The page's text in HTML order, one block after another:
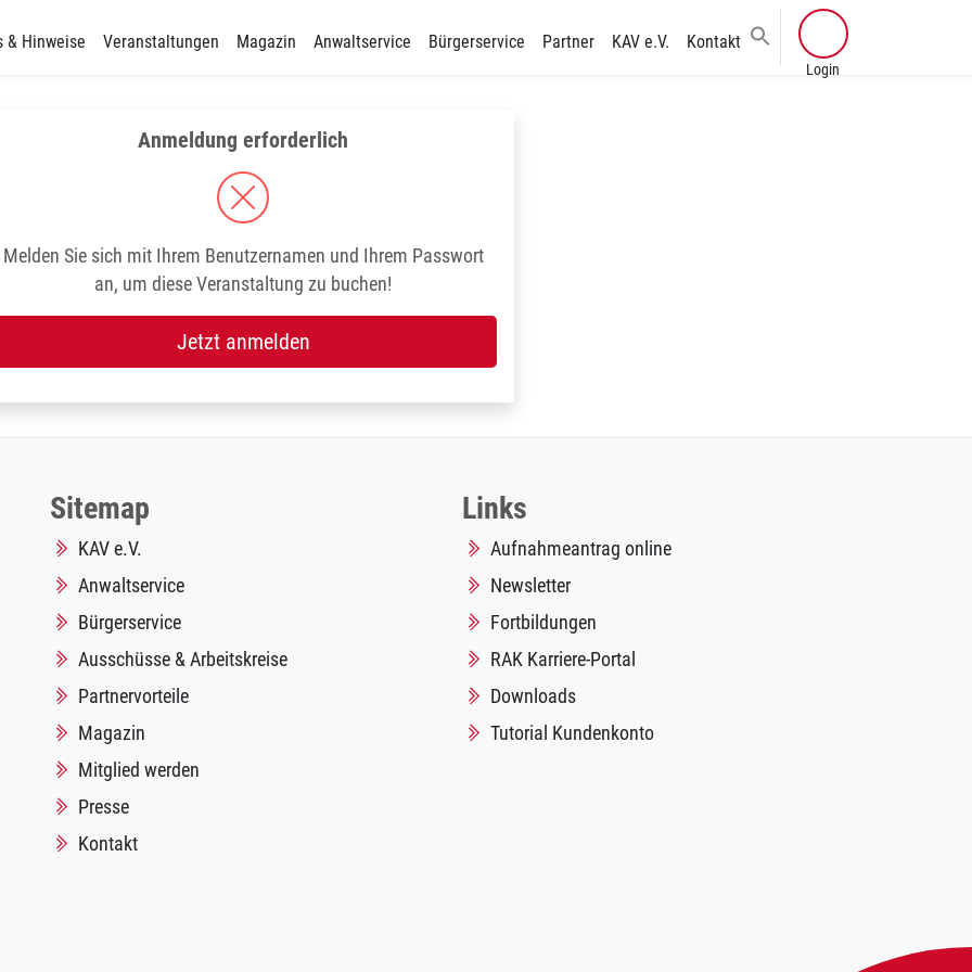
& Hinweise Veranstaltungen Magazin Anwaltservice Bürgerservice Partner KAV e.V. Kontakt
Anmeldung erforderlich
Melden Sie sich mit Ihrem Benutzernamen und Ihrem Passwort
an, um diese Veranstaltung zu buchen!
Jetzt anmelden
Sitemap
KAV e.V.
Anwaltservice
Bürgerservice
Ausschüsse & Arbeitskreise
Partnervorteile
Magazin
Mitglied werden
Presse
Kontakt
Links
Aufnahmeantrag online
Newsletter
Fortbildungen
RAK Karriere-Portal
Downloads
Tutorial Kundenkonto